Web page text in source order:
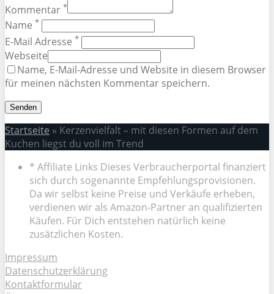
Kommentar *
Name *
E-Mail Adresse *
Webseite
Name, E-Mail-Adresse und Website in diesem Browser
für meinen nächsten Kommentar speichern.
Startseite » Kerzenvielfalt – mit diesen Formen auf dem
Kuchen liegst du voll im Trend
* Affiliate Links Dieses Verbraucherportal finanziert
sich durch sogenannte Empfehlungsprovisionen.
Da wir selbst keine Preise und Verkäufe erheben,
verdienen wir als Amazon-Partner an qualifizierten
Käufen. Für Dich entstehen natürlich keine
zusätzlichen Kosten.
Impressum
Datenschutzerklärung
Kontaktformular